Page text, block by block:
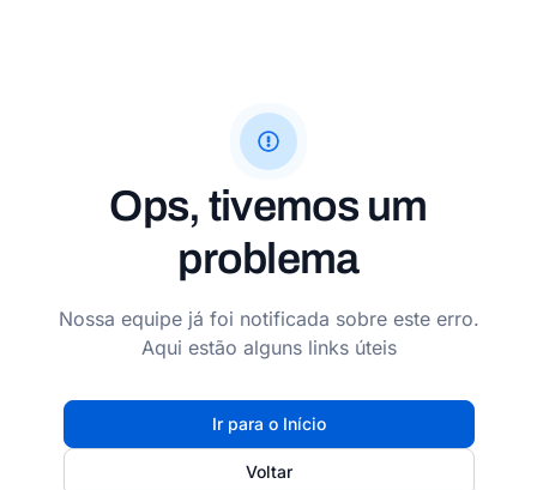
Ops, tivemos um
problema
Nossa equipe já foi notificada sobre este erro.
Aqui estão alguns links úteis
Ir para o Início
Voltar